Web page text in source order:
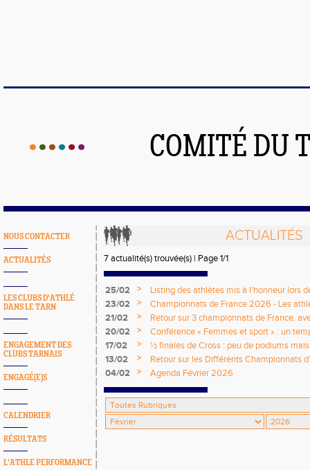
COMITÉ DU
NOUS CONTACTER
ACTUALITÉS
LES CLUBS D'ATHLÉ
DANS LE TARN
ENGAGEMENT DES
CLUBS TARNAIS
ENGAGÉ(E)S
CALENDRIER
RÉSULTATS
L'ATHLE PERFORMANCE
ACTUALITÉS
7 actualité(s) trouvée(s) | Page 1/1
25/02 >
Listing des athlètes mis à l'honneur lors
23/02
>
Championnats de France 2026 - Les
Lancers et en Salle (U18-U20)
21/02 >
Retour sur 3 championnats de France,
20/02
>
Conférence « Femmes et sport » : un
engagé
17/02 >
½ finales de Cross : peu de podiums
nationales !
13/02 >
Retour sur les Différents Championnats
2026
04/02 > Agenda Février 2026